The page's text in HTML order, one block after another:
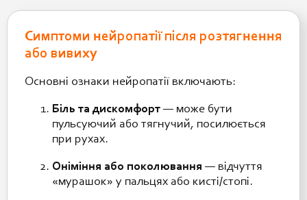
Симптоми нейропатії після розтягнення
або вивиху
Основні ознаки нейропатії включають:
Біль та дискомфорт — може бути
пульсуючий або тягнучий, посилюється
при рухах.
Оніміння або поколювання — відчуття
«мурашок» у пальцях або кисті/стопі.